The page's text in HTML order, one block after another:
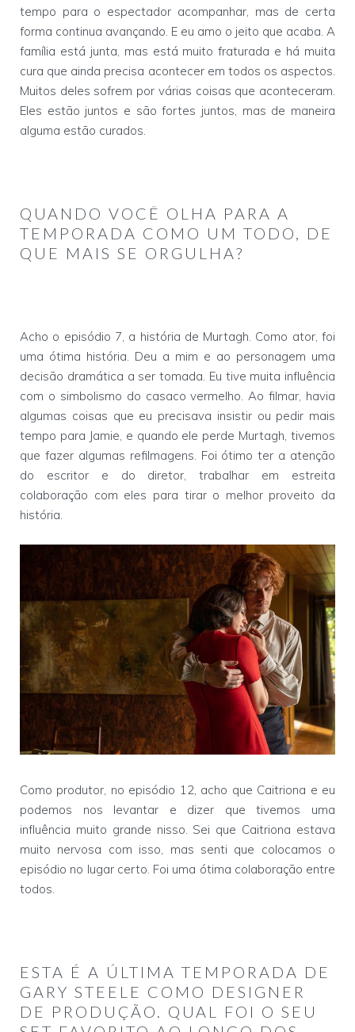
tempo para o espectador acompanhar, mas de certa
forma continua avançando. E eu amo o jeito que acaba. A
família está junta, mas está muito fraturada e há muita
cura que ainda precisa acontecer em todos os aspectos.
Muitos deles sofrem por várias coisas que aconteceram.
Eles estão juntos e são fortes juntos, mas de maneira
alguma estão curados.
QUANDO VOCÊ OLHA PARA A
TEMPORADA COMO UM TODO, DE
QUE MAIS SE ORGULHA?
Acho o episódio 7, a história de Murtagh. Como ator, foi
uma ótima história. Deu a mim e ao personagem uma
decisão dramática a ser tomada. Eu tive muita influência
com o simbolismo do casaco vermelho. Ao filmar, havia
algumas coisas que eu precisava insistir ou pedir mais
tempo para Jamie, e quando ele perde Murtagh, tivemos
que fazer algumas refilmagens. Foi ótimo ter a atenção
do escritor e do diretor, trabalhar em estreita
colaboração com eles para tirar o melhor proveito da
história.
Como produtor, no episódio 12, acho que Caitriona e eu
podemos nos levantar e dizer que tivemos uma
influência muito grande nisso. Sei que Caitriona estava
muito nervosa com isso, mas senti que colocamos o
episódio no lugar certo. Foi uma ótima colaboração entre
todos.
ESTA É A ÚLTIMA TEMPORADA DE
GARY STEELE COMO DESIGNER
DE PRODUÇÃO. QUAL FOI O SEU